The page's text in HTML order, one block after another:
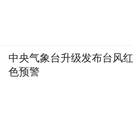
中央气象台升级发布台风红
色预警